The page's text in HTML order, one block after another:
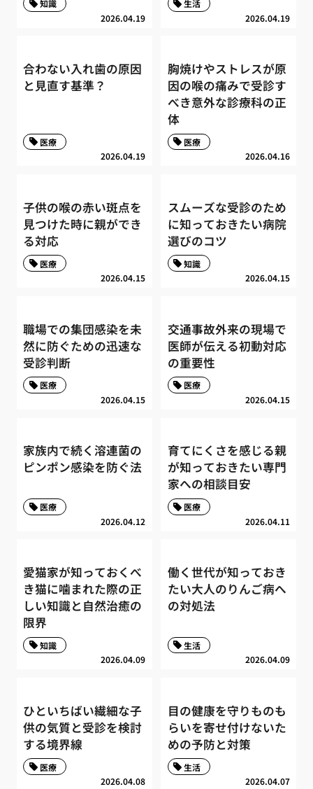
2026.04.19
知識
2026.04.19
生活
合わない入れ歯の原因
と見直す基準？
2026.04.19
医療
胸焼けやストレスが原
因の喉の痛みで受診す
べき意外な診療科の正
体
2026.04.16
医療
子供の喉の赤い斑点を
見つけた時に親ができ
る対応
2026.04.15
医療
スムーズな受診のため
に知っておきたい病院
選びのコツ
2026.04.15
知識
職場での集団感染を未
然に防ぐための迅速な
受診判断
2026.04.15
医療
交通事故外来の現場で
医師が伝える初動対応
の重要性
2026.04.15
医療
家族内で続く溶連菌の
ピンポン感染を防ぐ法
2026.04.12
医療
育てにくさを感じる親
が知っておきたい専門
家への相談目安
2026.04.11
医療
愛猫家が知っておくべ
き猫に噛まれた際の正
しい知識と自然治癒の
限界
2026.04.09
知識
働く世代が知っておき
たい大人のりんご病へ
の対処法
2026.04.09
生活
ひといちばい繊細な子
供の気質と受診を検討
する境界線
2026.04.08
医療
目の健康を守りものも
らいを寄せ付けないた
めの予防と対策
2026.04.07
生活